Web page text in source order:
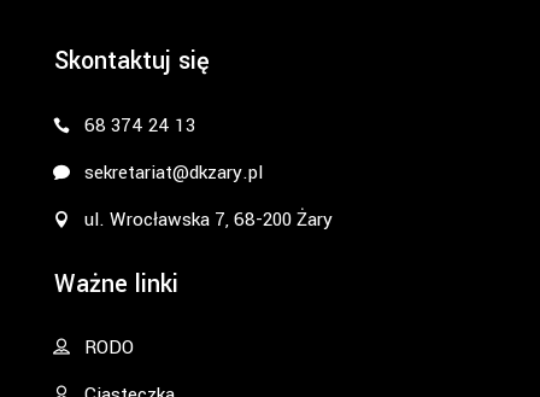
Skontaktuj się
68 374 24 13
sekretariat@dkzary.pl
ul. Wrocławska 7, 68-200 Żary
Ważne linki
RODO